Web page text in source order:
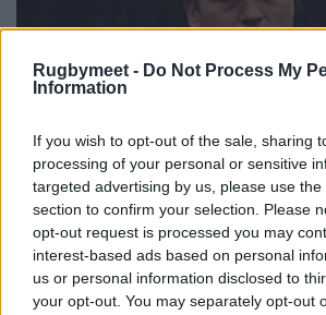
Rugbymeet - Do Not Process My
Information
If you wish to opt-out of the sale, sharing
processing of your personal or sensitive
targeted advertising by us, please use
section to confirm your selection. Please
opt-out request is processed you may
interest-based ads based on personal
us or personal information disclosed to
your opt-out. You may separately opt-out